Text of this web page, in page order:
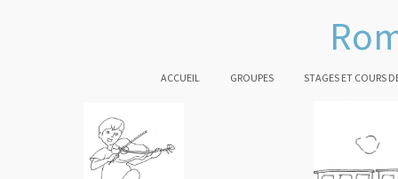
ACCUEIL GROUPES STAGES ET COURS